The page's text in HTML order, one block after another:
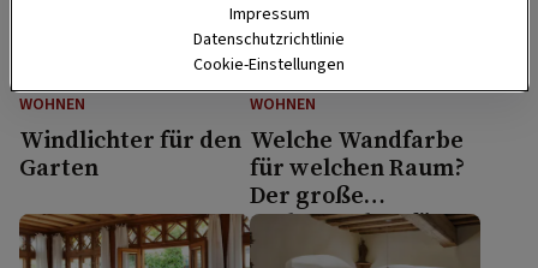
WOHNEN
Windlichter für den
Garten
WOHNEN
Welche Wandfarbe
für welchen Raum?
Der große
Farbratgeber fürs
Zuhause
Impressum
Datenschutzrichtlinie
Cookie-Einstellungen